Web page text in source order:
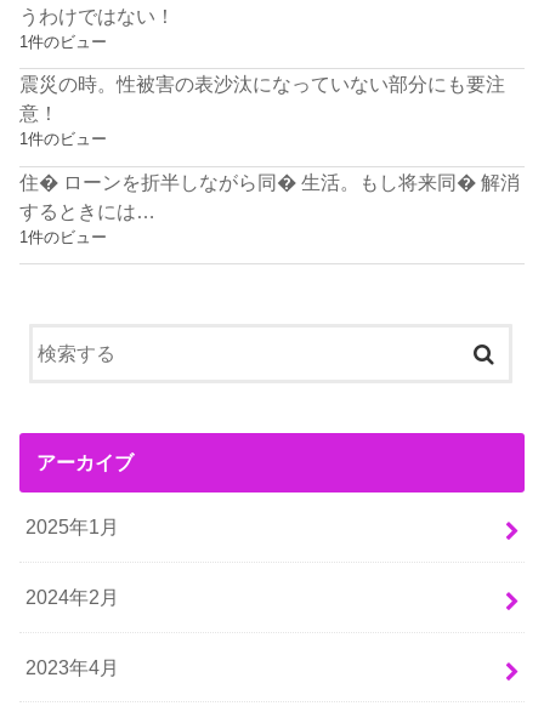
うわけではない！
1件のビュー
震災の時。性被害の表沙汰になっていない部分にも要注
意！
1件のビュー
住� ローンを折半しながら同� 生活。もし将来同� 解消
するときには…
1件のビュー
アーカイブ
2025年1月
2024年2月
2023年4月